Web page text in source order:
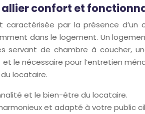
allier confort et
caractérisée par la présence
dans le logement. Un
servant de chambre à coucher,
et le nécessaire pour l’entretien
locataire.
et le bien-être du locataire.
et adapté à votre public